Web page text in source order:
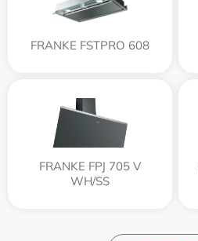
FRANKE FSTPRO 608
FRANKE FPJ 705 V
WH/SS